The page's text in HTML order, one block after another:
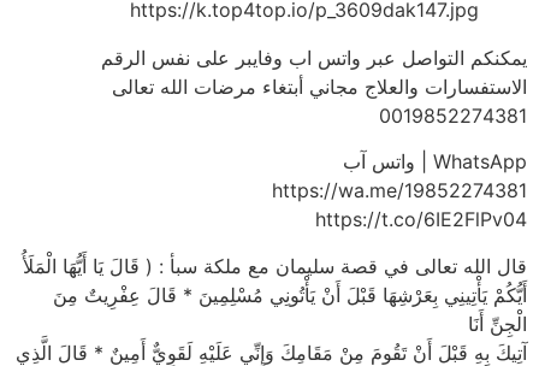
https://k.top4top.io/p_3609dak147.jpg
يمكنكم التواصل عبر واتس اب وفايبر على نفس الرقم
الاستفسارات والعلاج مجاني أبتغاء مرضات الله تعالى
0019852274381
WhatsApp | واتس آب
https://wa.me/19852274381
https://t.co/6IE2FlPv04
قال الله تعالى في قصة سليمان مع ملكة سبأ : ( قَالَ يَا أَيُّهَا الْمَلَأُ
أَيُّكُمْ يَأْتِينِي بِعَرْشِهَا قَبْلَ أَنْ يَأْتُونِي مُسْلِمِينَ * قَالَ عِفْرِيتٌ مِنَ
الْجِنِّ أَنَا
آتِيكَ بِهِ قَبْلَ أَنْ تَقُومَ مِنْ مَقَامِكَ وَإِنِّي عَلَيْهِ لَقَوِيٌّ أَمِينٌ * قَالَ الَّذِي